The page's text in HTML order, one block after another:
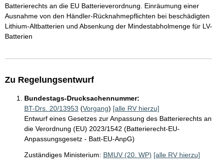
Batterierechts an die EU Batterieverordnung. Einräumung einer
Ausnahme von den Händler-Rücknahmepflichten bei beschädigten
Lithium-Altbatterien und Absenkung der Mindestabholmenge für LV-
Batterien
Zu Regelungsentwurf
Bundestags-Drucksachennummer:
BT-Drs. 20/13953 (Vorgang) [alle RV hierzu]
Entwurf eines Gesetzes zur Anpassung des Batterierechts an
die Verordnung (EU) 2023/1542 (Batterierecht-EU-
Anpassungsgesetz - Batt-EU-AnpG)
Zuständiges Ministerium: BMUV (20. WP) [alle RV hierzu]